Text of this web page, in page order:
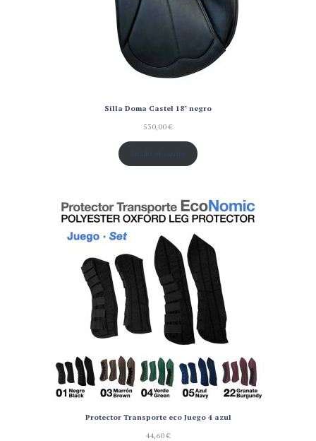
Silla Doma Castel 18" negro
530,00€
Añadir al carrito
Protector Transporte eco Juego 4 azul
44,60€